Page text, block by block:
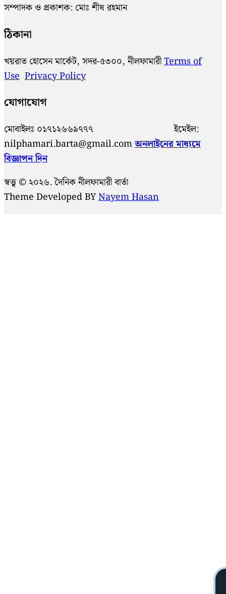
সম্পাদক ও প্রকাশক: মোঃ শীষ রহমান
ঠিকানা
খয়রাত হোসেন মার্কেট, সদর-৫৩০০, নীলফামারীTerms of
Use Privacy Policy
যোগাযোগ
মোবাইলঃ ০১৭১২৬৬৯৭৭৭ ইমেইল:
nilphamari.barta@gmail.comঅনলাইনের মাধ্যমে
বিজ্ঞাপন দিন
স্বত্ত্ব © ২০২৬. দৈনিক নীলফামারী বার্তা
Theme Developed BYNayem Hasan